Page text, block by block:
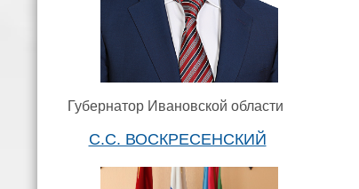
Губернатор Ивановской области
С.С. ВОСКРЕСЕНСКИЙ